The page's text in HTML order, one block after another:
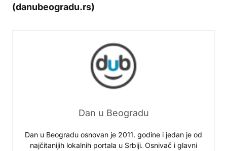
(danubeogradu.rs)
Dan u Beogradu
Dan u Beogradu osnovan je 2011. godine i jedan je od
najčitanijih lokalnih portala u Srbiji. Osnivač i glavni